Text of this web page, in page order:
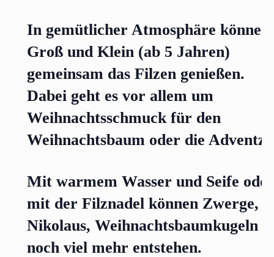
In gemütlicher Atmosphäre können
Groß und Klein (ab 5 Jahren)
gemeinsam das Filzen genießen.
Dabei geht es vor allem um
Weihnachtsschmuck für den
Weihnachtsbaum oder die
Mit warmem Wasser und Seife oder
mit der Filznadel können Zwerge,
Nikolaus, Weihnachtsbaumkugeln
noch viel mehr entstehen.